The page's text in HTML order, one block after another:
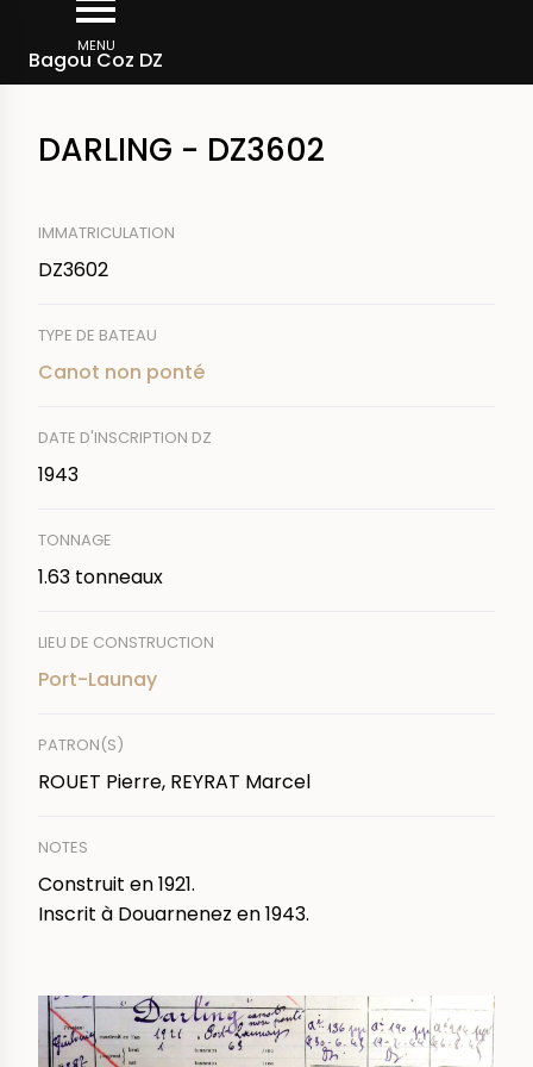
contenu
MENU
Bagou Coz DZ
d'Ariane
Rechercher un bateau
DARLING - DZ3602
IMMATRICULATION
DZ3602
TYPE DE BATEAU
Canot non ponté
DATE D'INSCRIPTION DZ
1943
TONNAGE
1.63 tonneaux
LIEU DE CONSTRUCTION
Port-Launay
PATRON(S)
ROUET Pierre, REYRAT Marcel
NOTES
Construit en 1921.
Inscrit à Douarnenez en 1943.
IMAGE